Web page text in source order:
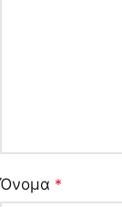
Όνομα *